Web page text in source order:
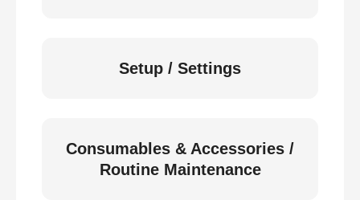
Setup / Settings
Consumables & Accessories /
Routine Maintenance